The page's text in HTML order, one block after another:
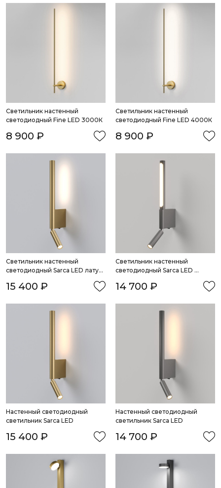
Светильник настенный
светодиодный Fine LED 3000К
8 900 ₽
Светильник настенный
светодиодный Fine LED 4000К
8 900 ₽
Светильник настенный
светодиодный Sarca LED латунь
15 400 ₽
Светильник настенный
светодиодный Sarca LED
14 700 ₽
Настенный светодиодный
светильник Sarca LED
15 400 ₽
Настенный светодиодный
светильник Sarca LED
14 700 ₽